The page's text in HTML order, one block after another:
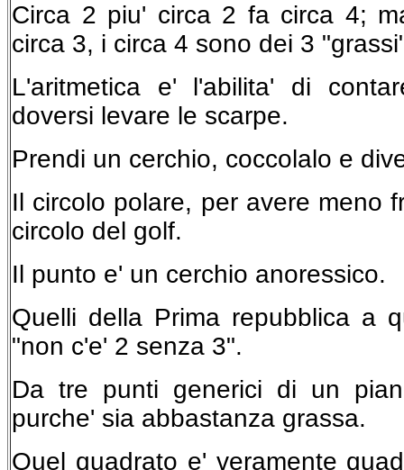
Circa 2 piu' circa 2 fa circa 4;
circa 3, i circa 4 sono dei 3
L'aritmetica e' l'abilita' di
doversi levare le scarpe.
Prendi un cerchio, coccolalo e
Il circolo polare, per avere meno
circolo del golf.
Il punto e' un cerchio anoressico.
Quelli della Prima repubblica a
"non c'e' 2 senza 3".
Da tre punti generici di un
purche' sia abbastanza grassa.
Quel quadrato e' veramente